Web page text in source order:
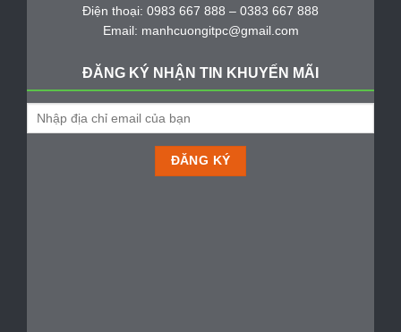
Điện thoại: 0983 667 888 – 0383 667 888
Email: manhcuongitpc@gmail.com
ĐĂNG KÝ NHẬN TIN KHUYẾN MÃI